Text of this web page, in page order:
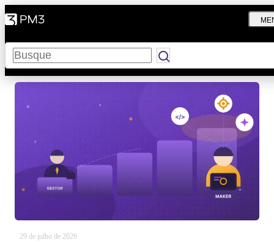
Pesquisar
29 de julho de 2026